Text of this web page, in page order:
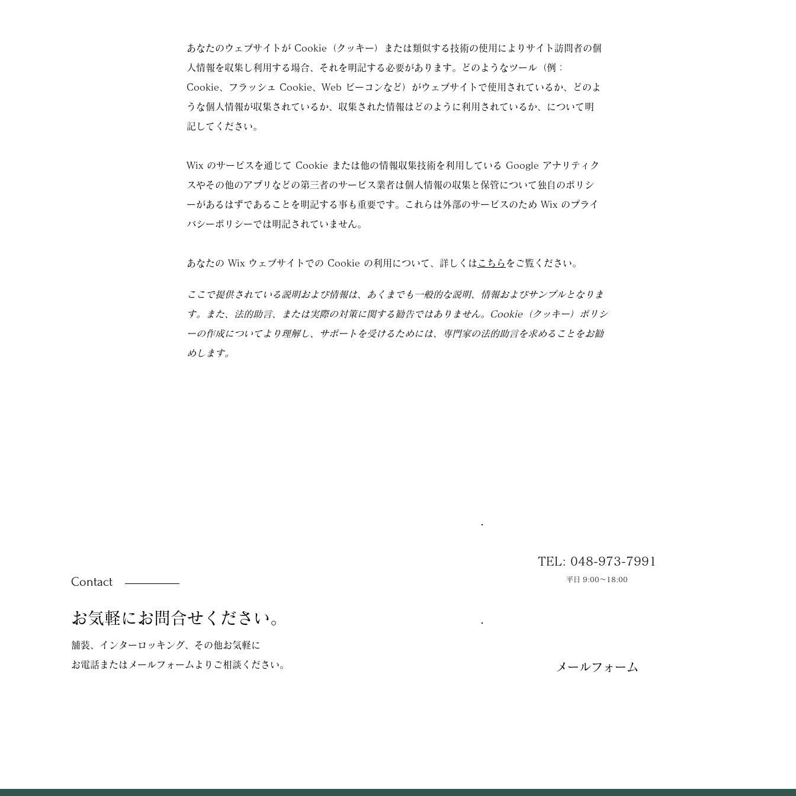
あなたのウェブサイトが Cookie（クッキー）または類似する技術の使用によりサイト訪問者の個
人情報を収集し利用する場合、それを明記する必要があります。どのようなツール（例：
Cookie、フラッシュ Cookie、Web ビーコンなど）がウェブサイトで使用されているか、どのよ
うな個人情報が収集されているか、収集された情報はどのように利用されているか、について明
記してください。
Wix のサービスを通じて Cookie または他の情報収集技術を利用している Google アナリティク
スやその他のアプリなどの第三者のサービス業者は個人情報の収集と保管について独自のポリシ
ーがあるはずであることを明記する事も重要です。これらは外部のサービスのため Wix のプライ
バシーポリシーでは明記されていません。
あなたの Wix ウェブサイトでの Cookie の利用について、詳しくは こちら をご覧ください。
ここで提供されている説明および情報は、あくまでも一般的な説明、情報およびサンプルとなりま
す。また、法的助言、または実際の対策に関する勧告ではありません。Cookie（クッキー）ポリシ
ーの作成についてより理解し、サポートを受けるためには、専門家の法的助言を求めることをお勧
めします。
Contact
お気軽にお問合せください。
舗装、インターロッキング、その他お気軽に
お電話またはメールフォームよりご相談ください。
TEL: 048-973-7991
平日 9:00～18:00
メールフォーム